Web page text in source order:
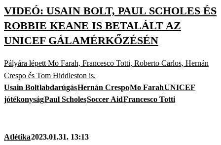
VIDEÓ: USAIN BOLT, PAUL SCHOLES ÉS
ROBBIE KEANE IS BETALÁLT AZ
UNICEF GÁLAMÉRKŐZÉSÉN
Pályára lépett Mo Farah, Francesco Totti, Roberto Carlos, Hernán
Crespo és Tom Hiddleston is.
Usain BoltlabdarúgásHernán CrespoMo FarahUNICEF
jótékonyságPaul ScholesSoccer AidFrancesco Totti
Atlétika2023.01.31. 13:13